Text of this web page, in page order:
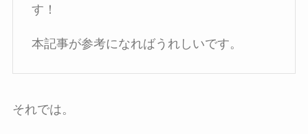
す！
本記事が参考になればうれしいです。
それでは。